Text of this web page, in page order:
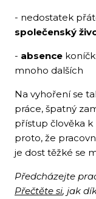
- nedostatek
společenský
- absence
mnoho dalších
Na vyhoření se
práce, špatný
přístup člověka k
proto, že
je dost těžké se
Předcházejte
Přečtěte si, jak